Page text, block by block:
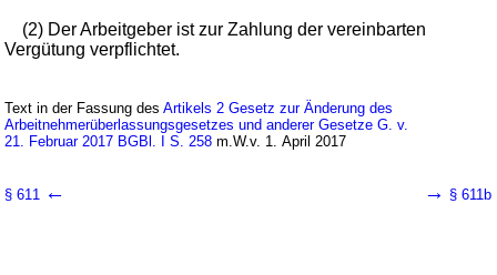
(2) Der Arbeitgeber ist zur Zahlung der vereinbarten
Vergütung verpflichtet.
Text in der Fassung desArtikels 2 Gesetz zur Änderung des
Arbeitnehmerüberlassungsgesetzes und anderer Gesetze G. v.
21. Februar 2017 BGBl. I S. 258 m.W.v. 1. April 2017
§ 611 ← → § 611b